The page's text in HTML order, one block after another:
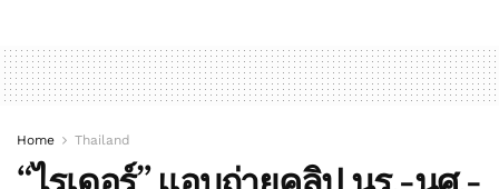
Home Thailand